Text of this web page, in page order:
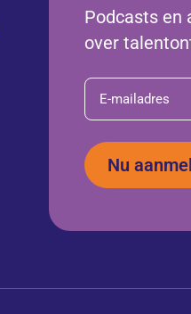
Podcasts en
over
E-
mailadres